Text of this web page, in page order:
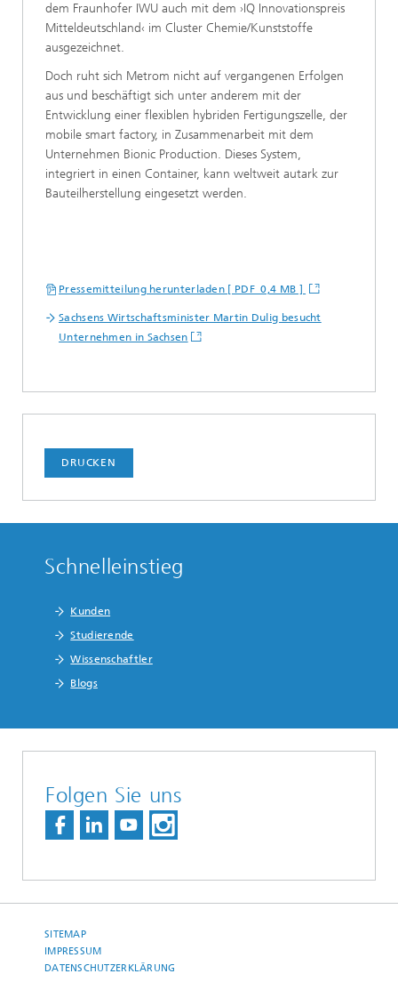
dem Fraunhofer IWU auch mit dem ›IQ Innovationspreis
Mitteldeutschland‹ im Cluster Chemie/Kunststoffe
ausgezeichnet.
Doch ruht sich Metrom nicht auf vergangenen Erfolgen
aus und beschäftigt sich unter anderem mit der
Entwicklung einer flexiblen hybriden Fertigungszelle, der
mobile smart factory, in Zusammenarbeit mit dem
Unternehmen Bionic Production. Dieses System,
integriert in einen Container, kann weltweit autark zur
Bauteilherstellung eingesetzt werden.
Pressemitteilung herunterladen [ PDF 0,4 MB ]
Sachsens Wirtschaftsminister Martin Dulig besucht
Unternehmen in Sachsen
DRUCKEN
Schnelleinstieg
Kunden
Studierende
Wissenschaftler
Blogs
Folgen Sie uns
SITEMAP
IMPRESSUM
DATENSCHUTZERKLÄRUNG